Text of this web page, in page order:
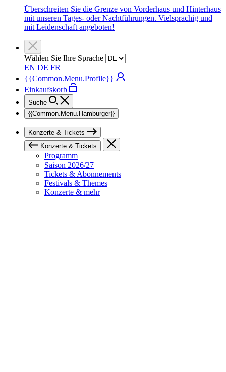
Überschreiten Sie die Grenze von Vorderhaus und Hinterhaus
mit unseren Tages- oder Nachtführungen. Vielsprachig und
mit Leidenschaft angeboten!
Wählen Sie Ihre Sprache
EN DE FR
{{Common.Menu.Profile}}
Einkaufskorb
Suche
{{Common.Menu.Hamburger}}
Konzerte & Tickets
Konzerte & Tickets
Programm
Saison 2026/27
Tickets & Abonnements
Festivals & Themes
Konzerte & mehr